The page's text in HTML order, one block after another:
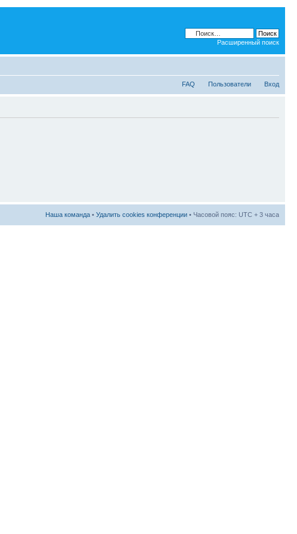
Расширенный поиск
FAQ Пользователи Вход
Наша команда • Удалить cookies конференции • Часовой пояс: UTC + 3 часа